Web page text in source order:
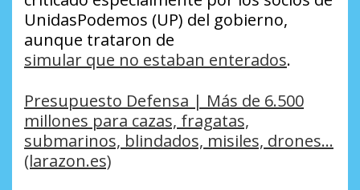
UnidasPodemos (UP) del gobierno,
aunque trataron de
simular que no estaban enterados.
Presupuesto Defensa | Más de 6.500
millones para cazas, fragatas,
submarinos, blindados, misiles, drones…
(larazon.es)